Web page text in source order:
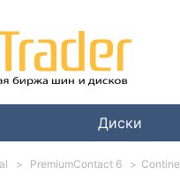
Диски
PremiumContact 6